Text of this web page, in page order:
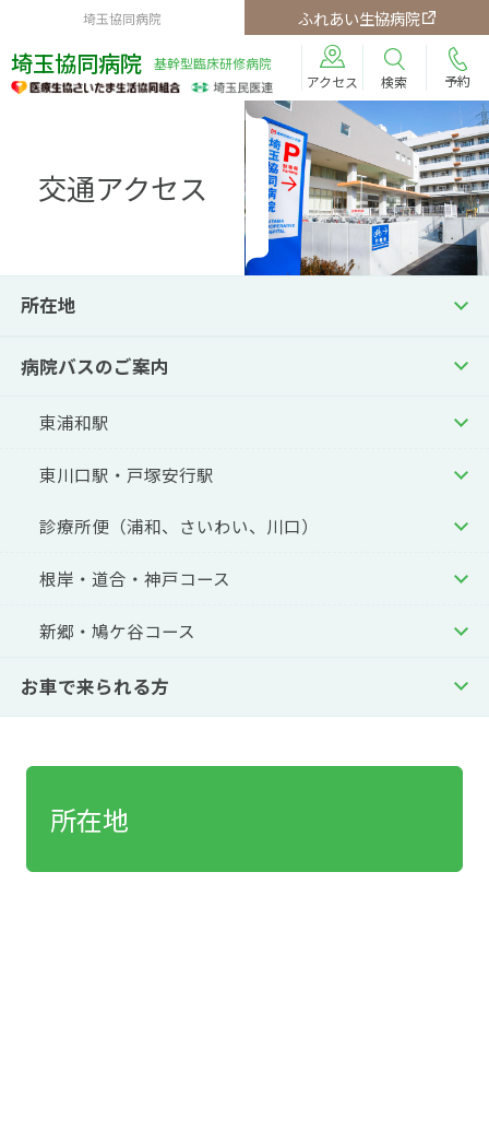
埼玉協同病院 ふれあい生協病院
埼玉協同病院
基幹型臨床研修病院
アクセス
検索 予約
交通アクセス
所在地
病院バスのご案内
東浦和駅
東川口駅・戸塚安行駅
診療所便（浦和、さいわい、川口）
根岸・道合・神戸コース
新郷・鳩ケ谷コース
お車で来られる方
所在地